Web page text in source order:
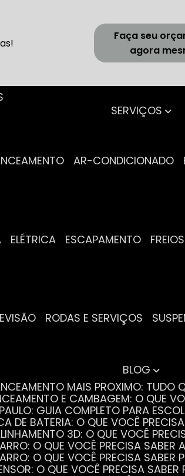
Faça seu
agora
SERVIÇOS
AR-CONDICIONADO
ELÉTRICA ESCAPAMENTO FREIOS
REVISÃO RODAS E SERVIÇOS
BLOG
MAIS PRÓXIMO: TUDO
E CAMBAGEM: O QUE
GUIA COMPLETO PARA
DE BATERIA: O QUE VOCÊ
3D: O QUE VOCÊ
O QUE VOCÊ PRECISA SABER
O QUE VOCÊ PRECISA SABER
O QUE VOCÊ PRECISA